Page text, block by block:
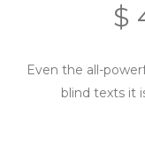
$
Even the all-
blind texts it